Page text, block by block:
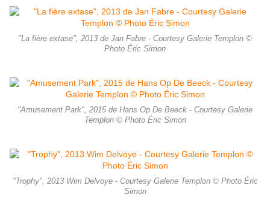
"La fière extase", 2013 de Jan Fabre - Courtesy Galerie Templon ©
Photo Éric Simon
"Amusement Park", 2015 de Hans Op De Beeck - Courtesy Galerie
Templon © Photo Éric Simon
"Trophy", 2013 Wim Delvoye - Courtesy Galerie Templon © Photo Éric
Simon